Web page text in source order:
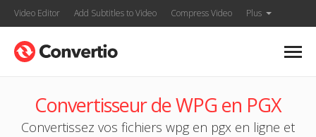
Video Editor Add Subtitles to Video Compress Video Plus
Convertisseur de WPG en PGX
Convertissez vos fichiers wpg en pgx en ligne et